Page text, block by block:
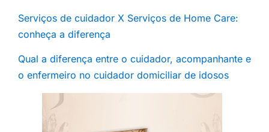
Serviços de cuidador X Serviços de Home Care:
conheça a diferença
Qual a diferença entre o cuidador, acompanhante e
o enfermeiro no cuidador domiciliar de idosos